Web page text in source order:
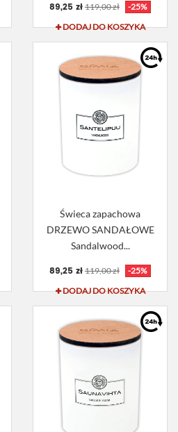
89,25 zł 119,00 zł
-25%
DODAJ DO KOSZYKA
Świeca zapachowa
DRZEWO SANDAŁOWE
Sandalwood...
89,25 zł 119,00 zł
-25%
DODAJ DO KOSZYKA